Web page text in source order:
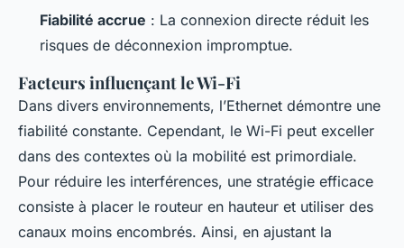
Fiabilité accrue : La connexion directe réduit les
risques de déconnexion impromptue.
Facteurs influençant le Wi-Fi
Dans divers environnements, l’Ethernet démontre une
fiabilité constante. Cependant, le Wi-Fi peut exceller
dans des contextes où la mobilité est primordiale.
Pour réduire les interférences, une stratégie efficace
consiste à placer le routeur en hauteur et utiliser des
canaux moins encombrés. Ainsi, en ajustant la